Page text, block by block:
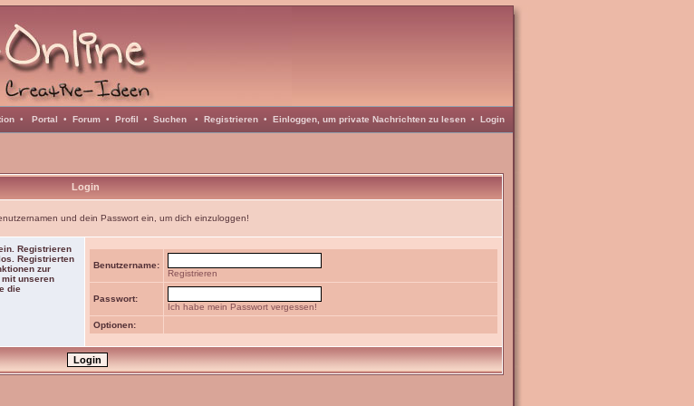
• Portal • Forum • Profil • Suchen • Registrieren • Einloggen, um private Nachrichten zu lesen • Login
Login
und dein Passwort ein, um dich einzuloggen!
Registrieren
Registrierten
zur
mit unseren
die
Benutzername:
Registrieren
Passwort:
Ich habe mein Passwort vergessen!
Optionen: